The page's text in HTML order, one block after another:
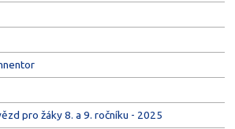
pro žáky 8. a 9. ročníku - 2025